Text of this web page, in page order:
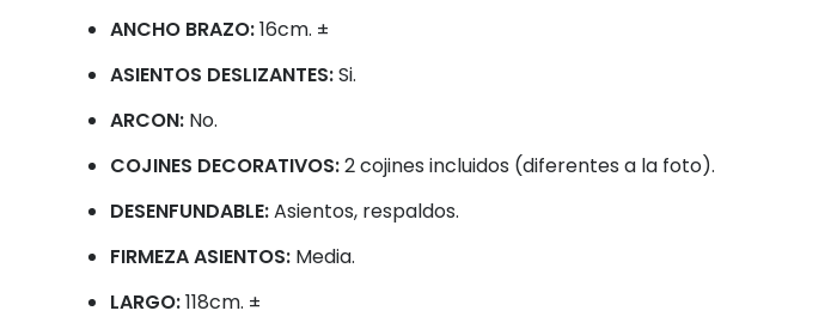
ANCHO BRAZO:16cm. ±
ASIENTOS DESLIZANTES:Si.
ARCON: No.
COJINES DECORATIVOS:2 cojines incluidos (diferentes a la foto).
DESENFUNDABLE:Asientos, respaldos.
FIRMEZA ASIENTOS: Media.
LARGO:118cm. ±